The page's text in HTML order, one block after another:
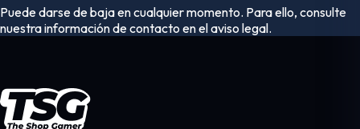
Puede darse de baja en cualquier momento. Para ello, consulte
nuestra información de contacto en el aviso legal.